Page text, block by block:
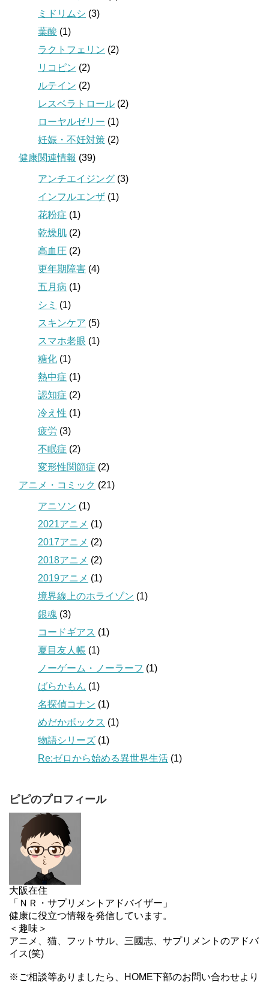
ミドリムシ (3)
葉酸 (1)
ラクトフェリン (2)
リコピン (2)
ルテイン (2)
レスベラトロール (2)
ローヤルゼリー (1)
妊娠・不妊対策 (2)
健康関連情報 (39)
アンチエイジング (3)
インフルエンザ (1)
花粉症 (1)
乾燥肌 (2)
高血圧 (2)
更年期障害 (4)
五月病 (1)
シミ (1)
スキンケア (5)
スマホ老眼 (1)
糖化 (1)
熱中症 (1)
認知症 (2)
冷え性 (1)
疲労 (3)
不眠症 (2)
変形性関節症 (2)
アニメ・コミック (21)
アニソン (1)
2021アニメ (1)
2017アニメ (2)
2018アニメ (2)
2019アニメ (1)
境界線上のホライゾン (1)
銀魂 (3)
コードギアス (1)
夏目友人帳 (1)
ノーゲーム・ノーラーフ (1)
ばらかもん (1)
名探偵コナン (1)
めだかボックス (1)
物語シリーズ (1)
Re:ゼロから始める異世界生活 (1)
ピピのプロフィール
大阪在住
「ＮＲ・サプリメントアドバイザー」
健康に役立つ情報を発信しています。
＜趣味＞
アニメ、猫、フットサル、三國志、サプリメントのアドバ
イス(笑)
※ご相談等ありましたら、HOME下部のお問い合わせより